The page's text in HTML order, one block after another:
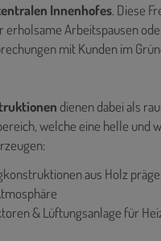
Innenhofes. Diese
erholsame Arbeitspausen
mit Kunden im
dienen dabei als
welche eine helle und
aus Holz
& Lüftungsanlage für